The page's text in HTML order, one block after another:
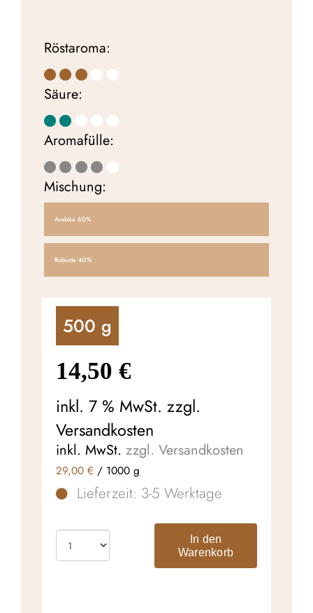
Röstaroma:
Säure:
Aromafülle:
Mischung:
Arabica 60%
Robusta 40%
500 g
14,50 €
inkl. 7 % MwSt. zzgl.
Versandkosten
inkl. MwSt. zzgl. Versandkosten
29,00 € / 1000 g
Lieferzeit: 3-5 Werktage
In den
Warenkorb